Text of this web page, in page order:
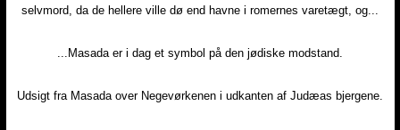
selvmord, da de hellere ville dø end havne i romernes varetægt, og...
...Masada er i dag et symbol på den jødiske modstand.​
Udsigt fra Masada over Negevørkenen i udkanten af Judæas bjergene.​